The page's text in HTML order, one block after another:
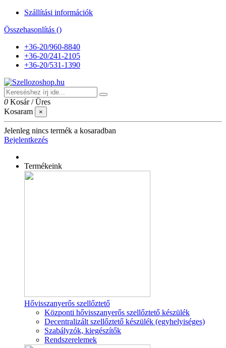
Szállítási információk
Összehasonlítás ()
+36-20/960-8840
+36-20/241-2105
+36-20/531-1390
0 Kosár /Üres
Kosaram
×
Jelenleg nincs termék a kosaradban
Bejelentkezés
Termékeink
Hővisszanyerős szellőztető
Központi hővisszanyerős szellőztető készülék
Decentralizált szellőztető készülék (egyhelyiséges)
Szabályzók, kiegészítők
Rendszerelemek